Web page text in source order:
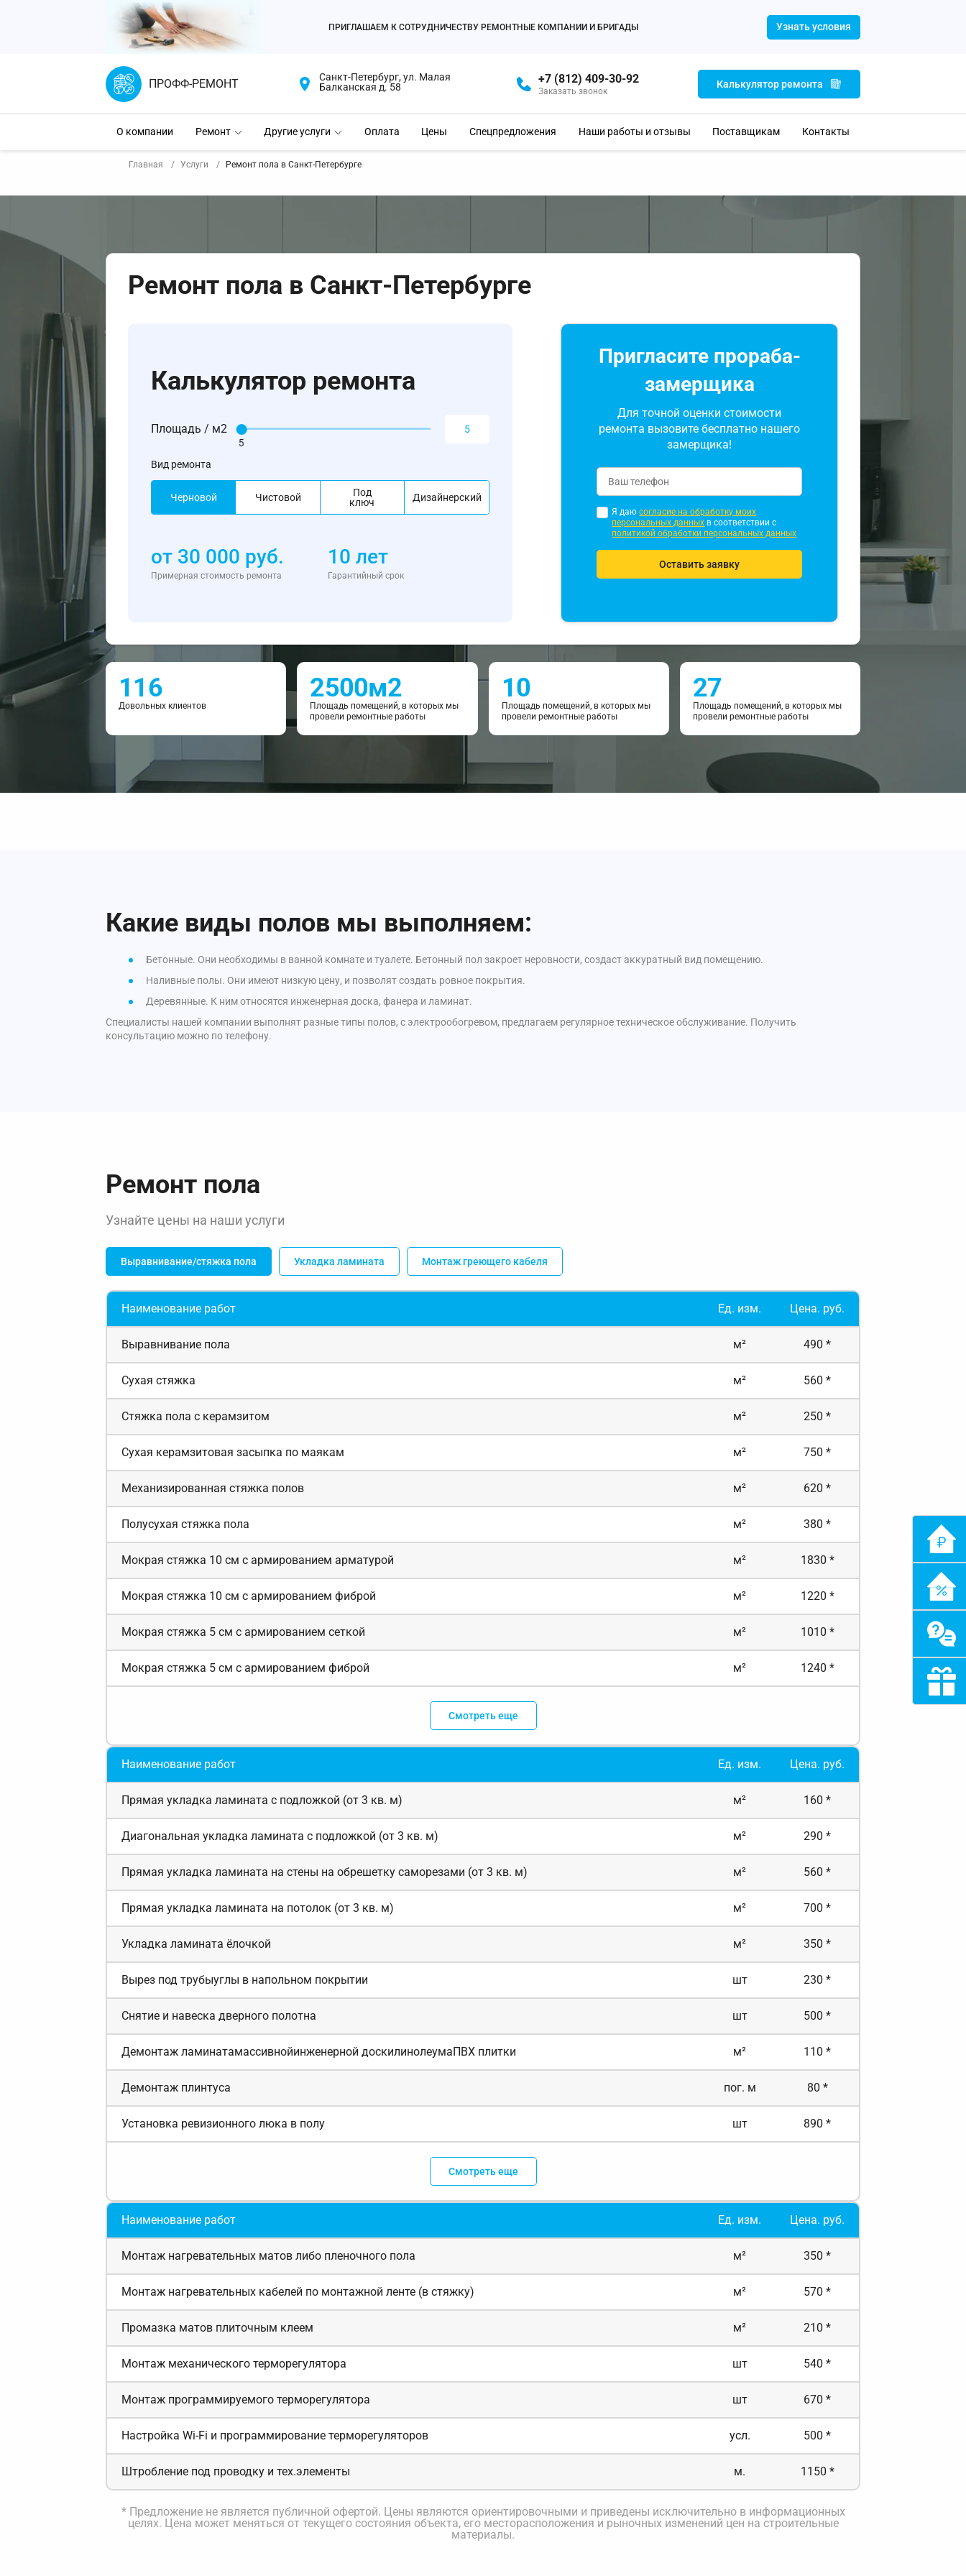
ПРИГЛАШАЕМ К СОТРУДНИЧЕСТВУ РЕМОНТНЫЕ КОМПАНИИ И БРИГАДЫ Узнать условия
ПРОФФ-РЕМОНТ
Санкт-Петербург, ул. Малая
Балканская д. 58
+7 (812) 409-30-92
Заказать звонок
Калькулятор ремонта
О компании Ремонт Другие услуги Оплата Цены Спецпредложения Наши работы и отзывы Поставщикам Контакты
Главная Услуги Ремонт пола в Санкт-Петербурге
Ремонт пола в Санкт-Петербурге
Калькулятор ремонта
Площадь / м2
5
Вид ремонта
Черновой Чистовой
Под
ключ
Дизайнерский
от 30 000 руб.
Примерная стоимость ремонта
10 лет
Гарантийный срок
Пригласите прораба-
замерщика
Для точной оценки стоимости
ремонта вызовите бесплатно нашего
замерщика!
Я даюсогласие на обработку моих
персональных данных в соответствии с
политикой обработки персональных данных
Оставить заявку
116
Довольных клиентов
2500м2
Площадь помещений, в которых мы
провели ремонтные работы
10
Площадь помещений, в которых мы
провели ремонтные работы
27
Площадь помещений, в которых мы
провели ремонтные работы
Какие виды полов мы выполняем:
Бетонные. Они необходимы в ванной комнате и туалете. Бетонный пол закроет неровности, создаст аккуратный вид помещению.
Наливные полы. Они имеют низкую цену, и позволят создать ровное покрытия.
Деревянные. К ним относятся инженерная доска, фанера и ламинат.
Специалисты нашей компании выполнят разные типы полов, с электрообогревом, предлагаем регулярное техническое обслуживание. Получить
консультацию можно по телефону.
Ремонт пола
Узнайте цены на наши услуги
Выравнивание/стяжка пола Укладка ламината Монтаж греющего кабеля
Наименование работ Ед. изм. Цена. руб.
Выравнивание пола м² 490 *
Сухая стяжка м² 560 *
Стяжка пола с керамзитом м² 250 *
Сухая керамзитовая засыпка по маякам м² 750 *
Механизированная стяжка полов м² 620 *
Полусухая стяжка пола м² 380 *
Мокрая стяжка 10 см с армированием арматурой м² 1830 *
Мокрая стяжка 10 см с армированием фиброй м² 1220 *
Мокрая стяжка 5 см с армированием сеткой м² 1010 *
Мокрая стяжка 5 см с армированием фиброй м² 1240 *
Смотреть еще
Наименование работ Ед. изм. Цена. руб.
Прямая укладка ламината с подложкой (от 3 кв. м) м² 160 *
Диагональная укладка ламината с подложкой (от 3 кв. м) м² 290 *
Прямая укладка ламината на стены на обрешетку саморезами (от 3 кв. м) м² 560 *
Прямая укладка ламината на потолок (от 3 кв. м) м² 700 *
Укладка ламината ёлочкой м² 350 *
Вырез под трубыуглы в напольном покрытии шт 230 *
Снятие и навеска дверного полотна шт 500 *
Демонтаж ламинатамассивнойинженерной доскилинолеумаПВХ плитки м² 110 *
Демонтаж плинтуса пог. м 80 *
Установка ревизионного люка в полу шт 890 *
Смотреть еще
Наименование работ Ед. изм. Цена. руб.
Монтаж нагревательных матов либо пленочного пола м² 350 *
Монтаж нагревательных кабелей по монтажной ленте (в стяжку) м² 570 *
Промазка матов плиточным клеем м² 210 *
Монтаж механического терморегулятора шт 540 *
Монтаж программируемого терморегулятора шт 670 *
Настройка Wi-Fi и программирование терморегуляторов усл. 500 *
Штробление под проводку и тех.элементы м. 1150 *
* Предложение не является публичной офертой. Цены являются ориентировочными и приведены исключительно в информационных
целях. Цена может меняться от текущего состояния объекта, его месторасположения и рыночных изменений цен на строительные
материалы.